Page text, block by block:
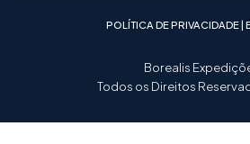
POLÍTICA DE PRIVACIDADE |
Borealis
Todos os Direitos